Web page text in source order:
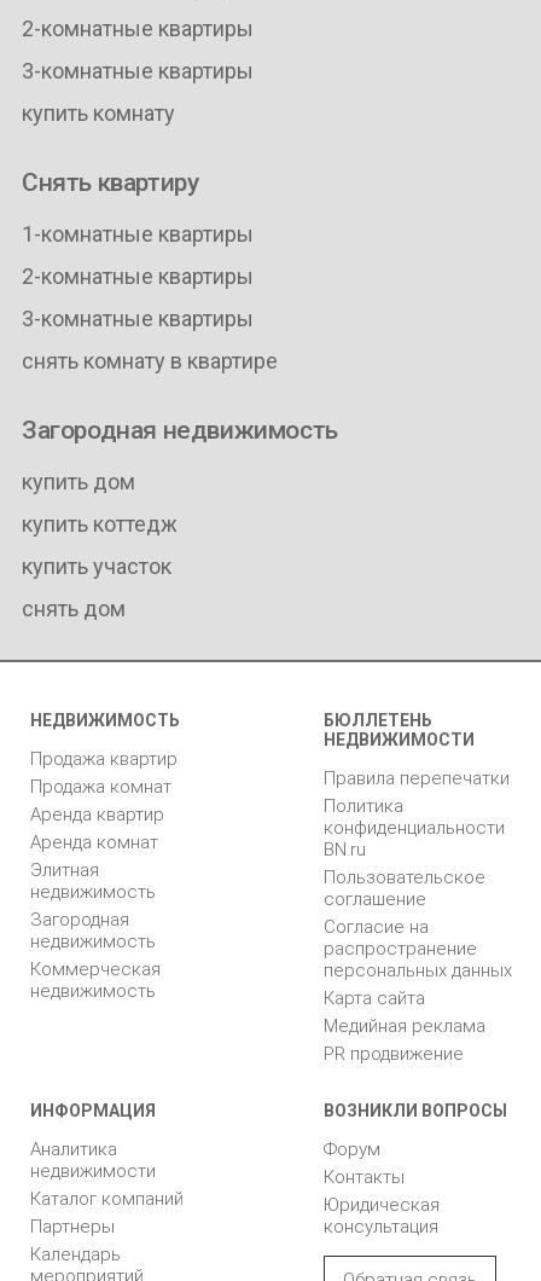
2-комнатные квартиры
3-комнатные квартиры
купить комнату
Снять квартиру
1-комнатные квартиры
2-комнатные квартиры
3-комнатные квартиры
снять комнату в квартире
Загородная недвижимость
купить дом
купить коттедж
купить участок
снять дом
НЕДВИЖИМОСТЬ
Продажа квартир
Продажа комнат
Аренда квартир
Аренда комнат
Элитная
недвижимость
Загородная
недвижимость
Коммерческая
недвижимость
БЮЛЛЕТЕНЬ
НЕДВИЖИМОСТИ
Правила перепечатки
Политика
конфиденциальности
BN.ru
Пользовательское
соглашение
Согласие на
распространение
персональных данных
Карта сайта
Медийная реклама
PR продвижение
ИНФОРМАЦИЯ
Аналитика
недвижимости
Каталог компаний
Партнеры
Календарь
мероприятий
ВОЗНИКЛИ ВОПРОСЫ
Форум
Контакты
Юридическая
консультация